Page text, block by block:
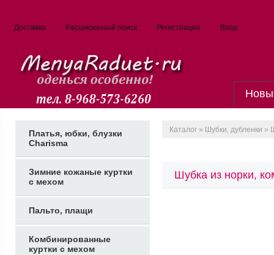
Доставка Расширенный поиск Регистрация Вход
Каталог » Шубки, дубленки »
Шубка из норки,
Платья, юбки, блузки
Charisma
Зимние кожаные куртки
с мехом
Пальто, плащи
Комбинированные
куртки с мехом